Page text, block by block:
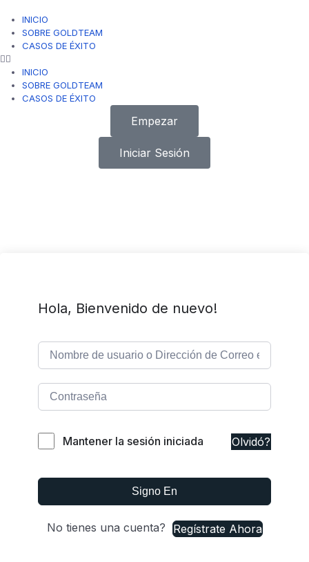
INICIO
SOBRE GOLDTEAM
CASOS DE ÉXITO
INICIO
SOBRE GOLDTEAM
CASOS DE ÉXITO
Empezar
Iniciar Sesión
Hola, Bienvenido de nuevo!
Mantener la sesión iniciada Olvidó?
Signo En
No tienes una cuenta? Regístrate Ahora